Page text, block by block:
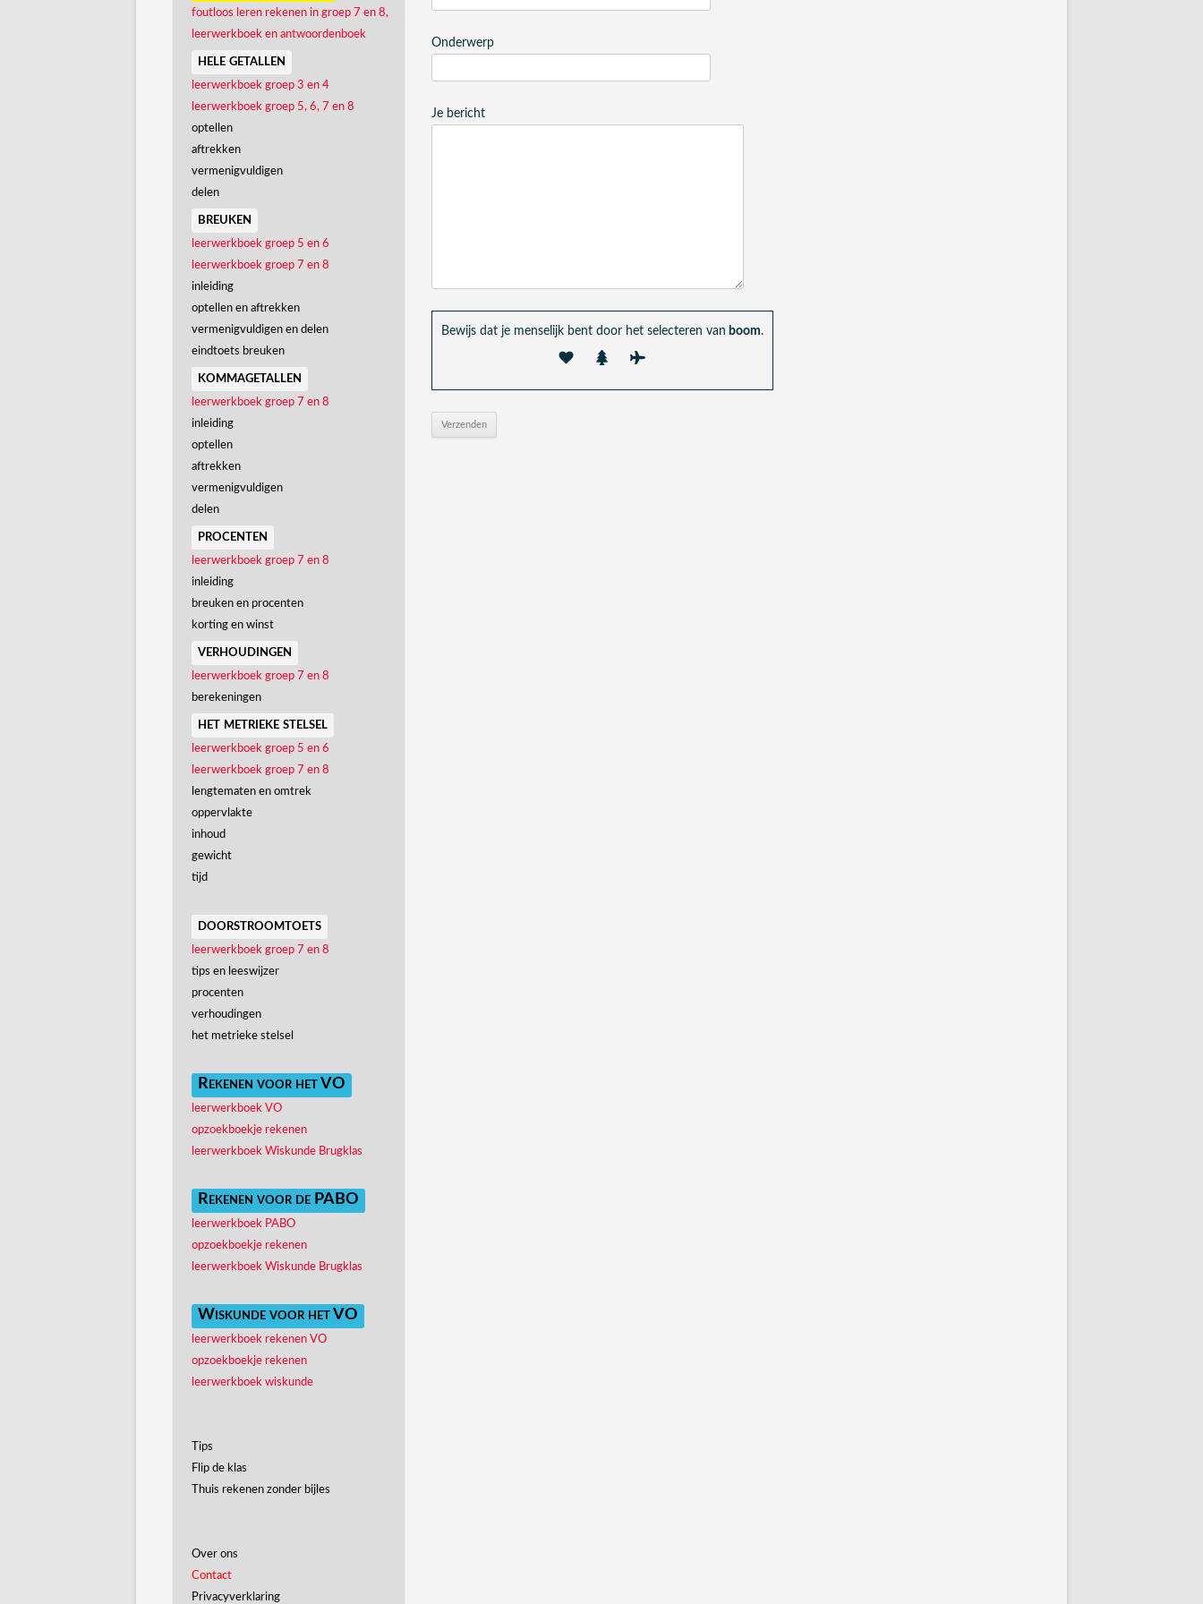
Onderwerp
Je bericht
Bewijs dat je menselijk bent door het selecteren van boom.
foutloos leren rekenen in groep 7 en 8,
leerwerkboek en antwoordenboek
hele getallen
leerwerkboek groep 3 en 4
leerwerkboek groep 5, 6, 7 en 8
optellen
aftrekken
vermenigvuldigen
delen
breuken
leerwerkboek groep 5 en 6
leerwerkboek groep 7 en 8
inleiding
optellen en aftrekken
vermenigvuldigen en delen
eindtoets breuken
kommagetallen
leerwerkboek groep 7 en 8
inleiding
optellen
aftrekken
vermenigvuldigen
delen
procenten
leerwerkboek groep 7 en 8
inleiding
breuken en procenten
korting en winst
verhoudingen
leerwerkboek groep 7 en 8
berekeningen
het metrieke stelsel
leerwerkboek groep 5 en 6
leerwerkboek groep 7 en 8
lengtematen en omtrek
oppervlakte
inhoud
gewicht
tijd
doorstroomtoets
leerwerkboek groep 7 en 8
tips en leeswijzer
procenten
verhoudingen
het metrieke stelsel
Rekenen voor het VO
leerwerkboek VO
opzoekboekje rekenen
leerwerkboek Wiskunde Brugklas
Rekenen voor de PABO
leerwerkboek PABO
opzoekboekje rekenen
leerwerkboek Wiskunde Brugklas
Wiskunde voor het VO
leerwerkboek rekenen VO
opzoekboekje rekenen
leerwerkboek wiskunde
Tips
Flip de klas
Thuis rekenen zonder bijles
Over ons
Contact
Privacyverklaring